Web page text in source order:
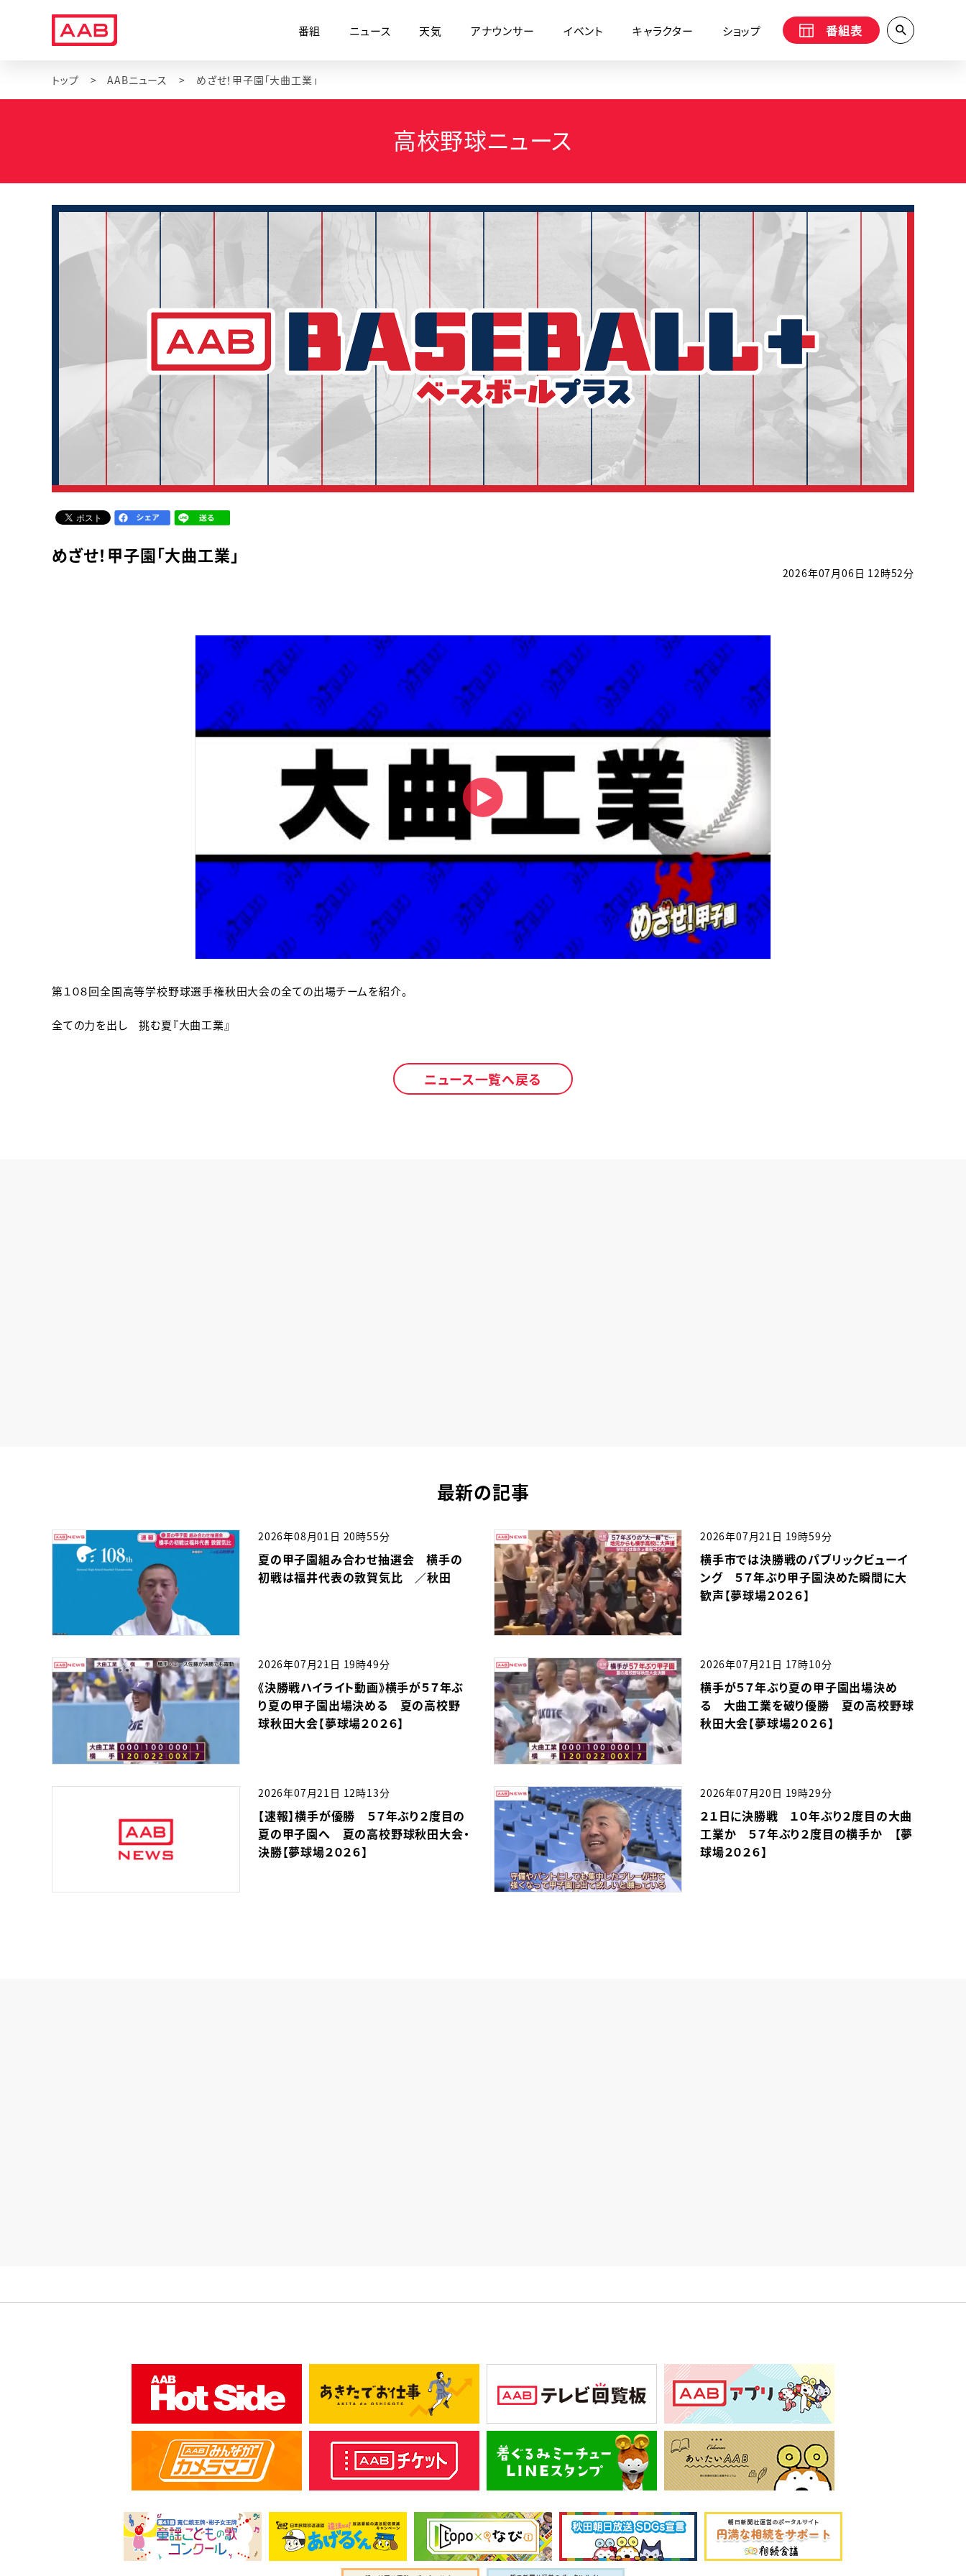
番組 ニュース 天気 アナウンサー イベント キャラクター ショップ 番組表
トップ AABニュース めざせ！甲子園「大曲工業」
高校野球ニュース
めざせ！甲子園「大曲工業」
2026年07月06日 12時52分
第１０８回全国高等学校野球選手権秋田大会の全ての出場チームを紹介。
全ての力を出し 挑む夏『大曲工業』
ニュース一覧へ戻る
最新の記事
2026年08月01日 20時55分
夏の甲子園組み合わせ抽選会 横手の
初戦は福井代表の敦賀気比 ／秋田
2026年07月21日 19時59分
横手市では決勝戦のパブリックビューイ
ング ５７年ぶり甲子園決めた瞬間に大
歓声【夢球場２０２６】
2026年07月21日 19時49分
《決勝戦ハイライト動画》横手が５７年ぶ
り夏の甲子園出場決める 夏の高校野
球秋田大会【夢球場２０２６】
2026年07月21日 17時10分
横手が５７年ぶり夏の甲子園出場決め
る 大曲工業を破り優勝 夏の高校野球
秋田大会【夢球場２０２６】
2026年07月21日 12時13分
【速報】横手が優勝 ５７年ぶり２度目の
夏の甲子園へ 夏の高校野球秋田大会・
決勝【夢球場２０２６】
2026年07月20日 19時29分
２１日に決勝戦 １０年ぶり２度目の大曲
工業か ５７年ぶり２度目の横手か 【夢
球場２０２６】